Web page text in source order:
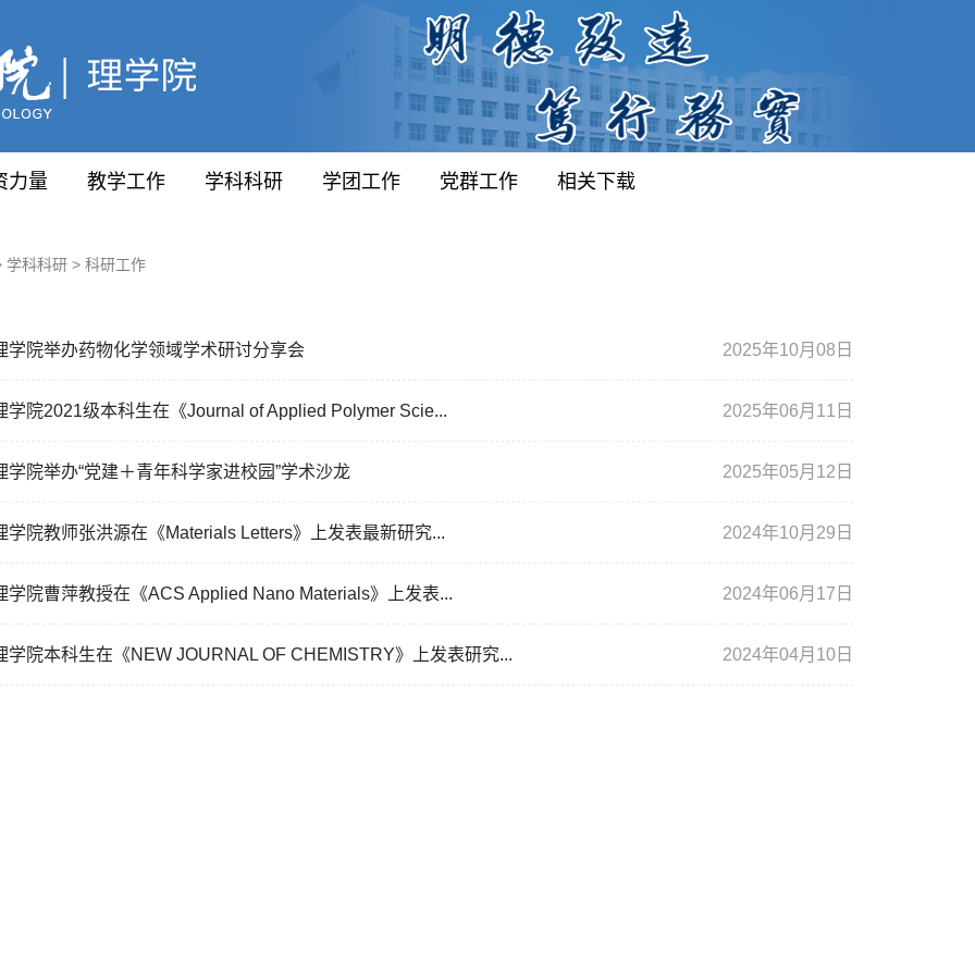
力量 教学工作 学科科研 学团工作 党群工作 相关下载
学科科研 > 科研工作
2025年10月08日
学院举办药物化学领域学术研讨分享会
2025年06月11日
学院2021级本科生在《Journal of Applied Polymer Scie...
2025年05月12日
学院举办“党建＋青年科学家进校园”学术沙龙
2024年10月29日
学院教师张洪源在《Materials Letters》上发表最新研究...
2024年06月17日
学院曹萍教授在《ACS Applied Nano Materials》上发表...
2024年04月10日
学院本科生在《NEW JOURNAL OF CHEMISTRY》上发表研究...